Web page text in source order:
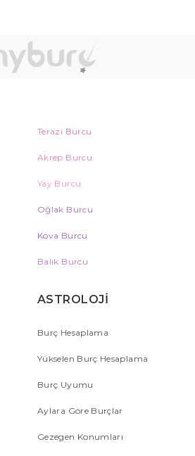
Terazi Burcu
Akrep Burcu
Yay Burcu
Oğlak Burcu
Kova Burcu
Balık Burcu
ASTROLOJİ
Burç Hesaplama
Yükselen Burç Hesaplama
Burç Uyumu
Aylara Göre Burçlar
Gezegen Konumları